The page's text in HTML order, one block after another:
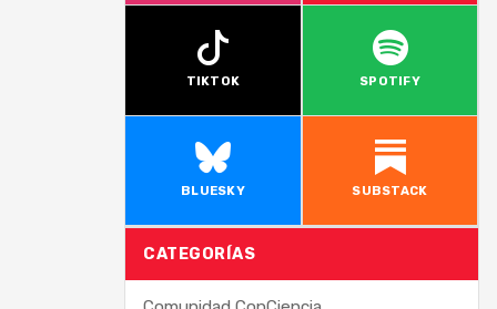
TIKTOK SPOTIFY
BLUESKY SUBSTACK
CATEGORÍAS